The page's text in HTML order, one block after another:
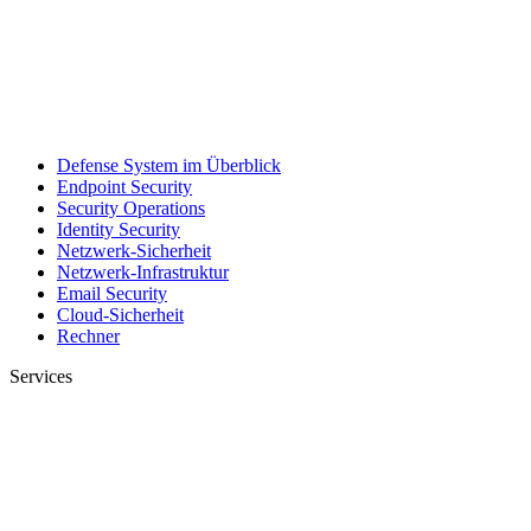
Defense System im Überblick
Endpoint Security
Security Operations
Identity Security
Netzwerk-Sicherheit
Netzwerk-Infrastruktur
Email Security
Cloud-Sicherheit
Rechner
Services